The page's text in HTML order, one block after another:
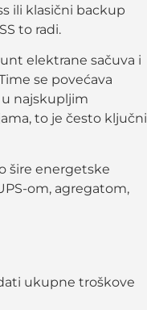
ili klasični backup
to radi.
elektrane sačuva i
se povećava
najskupljim
to je često ključni
šire energetske
om, agregatom,
ukupne troškove